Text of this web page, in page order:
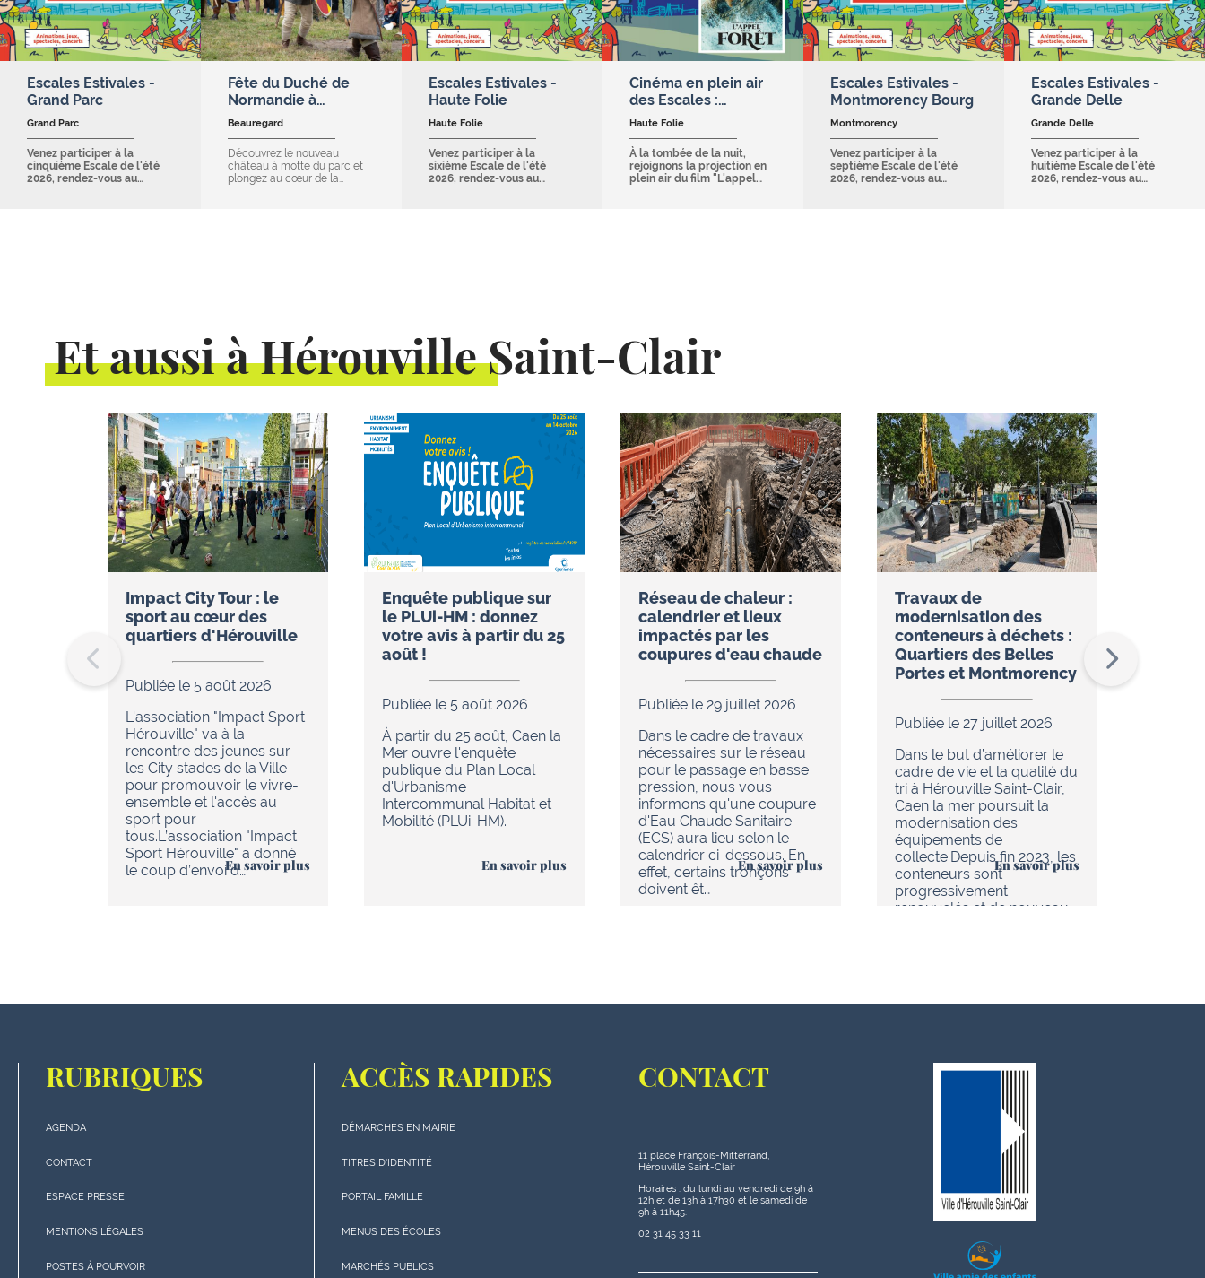
Escales Estivales -
Grand Parc
Grand Parc
Venez participer à la
cinquième Escale de l'été
2026, rendez-vous au…
Fête du Duché de
Normandie à…
Beauregard
Découvrez le nouveau
château à motte du parc et
plongez au cœur de la…
Escales Estivales -
Haute Folie
Haute Folie
Venez participer à la
sixième Escale de l'été
2026, rendez-vous au…
Cinéma en plein air
des Escales :…
Haute Folie
À la tombée de la nuit,
rejoignons la projection en
plein air du film "L'appel…
Escales Estivales -
Montmorency Bourg
Montmorency
Venez participer à la
septième Escale de l'été
2026, rendez-vous au…
Escales Estivales -
Grande Delle
Grande Delle
Venez participer à la
huitième Escale de l'été
2026, rendez-vous au…
Et aussi à Hérouville Saint-Clair
Impact City Tour : le
sport au cœur des
quartiers d'Hérouville
Publiée le 5 août 2026
L'association "Impact Sport
Hérouville" va à la
rencontre des jeunes sur
les City stades de la Ville
pour promouvoir le vivre-
ensemble et l'accès au
sport pour
tous.L’association "Impact
Sport Hérouville" a donné
le coup d’envoi d…En savoir plus
Enquête publique sur
le PLUi-HM : donnez
votre avis à partir du 25
août !
Publiée le 5 août 2026
À partir du 25 août, Caen la
Mer ouvre l'enquête
publique du Plan Local
d'Urbanisme
Intercommunal Habitat et
Mobilité (PLUi-HM).
En savoir plus
Réseau de chaleur :
calendrier et lieux
impactés par les
coupures d'eau chaude
Publiée le 29 juillet 2026
Dans le cadre de travaux
nécessaires sur le réseau
pour le passage en basse
pression, nous vous
informons qu'une coupure
d'Eau Chaude Sanitaire
(ECS) aura lieu selon le
calendrier ci-dessous. En
effet, certains tronçons
doivent êt…
En savoir plus
Travaux de
modernisation des
conteneurs à déchets :
Quartiers des Belles
Portes et Montmorency
Publiée le 27 juillet 2026
Dans le but d’améliorer le
cadre de vie et la qualité du
tri à Hérouville Saint-Clair,
Caen la mer poursuit la
modernisation des
équipements de
collecte.Depuis fin 2023, les
conteneurs sont
progressivement
renouvelés et de nouveau…
En savoir plus
RUBRIQUES
"rubriques"
en
de
page
AGENDA
CONTACT
ESPACE PRESSE
MENTIONS LÉGALES
POSTES À POURVOIR
ACCÈS RAPIDES
"Accès
rapides"
bas
DÉMARCHES EN MAIRIE
TITRES D'IDENTITÉ
PORTAIL FAMILLE
MENUS DES ÉCOLES
MARCHÉS PUBLICS
CONTACT
11 place François-Mitterrand,
Hérouville Saint-Clair
Horaires : du lundi au vendredi de 9h à
12h et de 13h à 17h30 et le samedi de
9h à 11h45.
02 31 45 33 11